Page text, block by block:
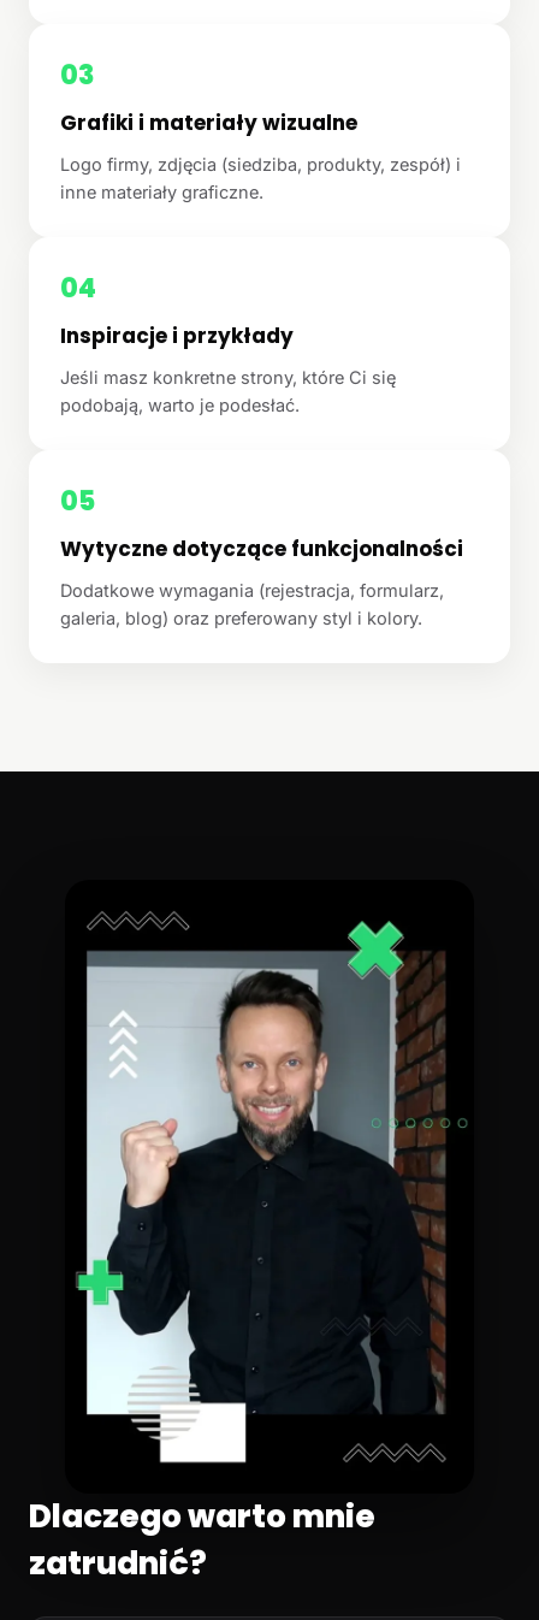
03
Grafiki i materiały wizualne
Logo firmy, zdjęcia (siedziba, produkty, zespół) i
inne materiały graficzne.
04
Inspiracje i przykłady
Jeśli masz konkretne strony, które Ci się
podobają, warto je podesłać.
05
Wytyczne dotyczące funkcjonalności
Dodatkowe wymagania (rejestracja, formularz,
galeria, blog) oraz preferowany styl i kolory.
Dlaczego warto mnie
zatrudnić?